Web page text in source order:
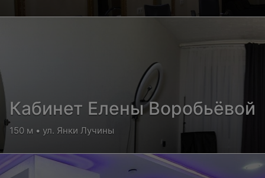
Кабинет Елены Воробьёвой
150 м • ул. Янки Лучины